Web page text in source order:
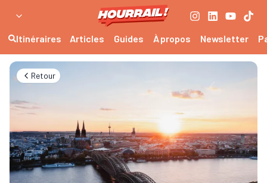
Itinéraires Articles Guides À propos Newsletter
Retour